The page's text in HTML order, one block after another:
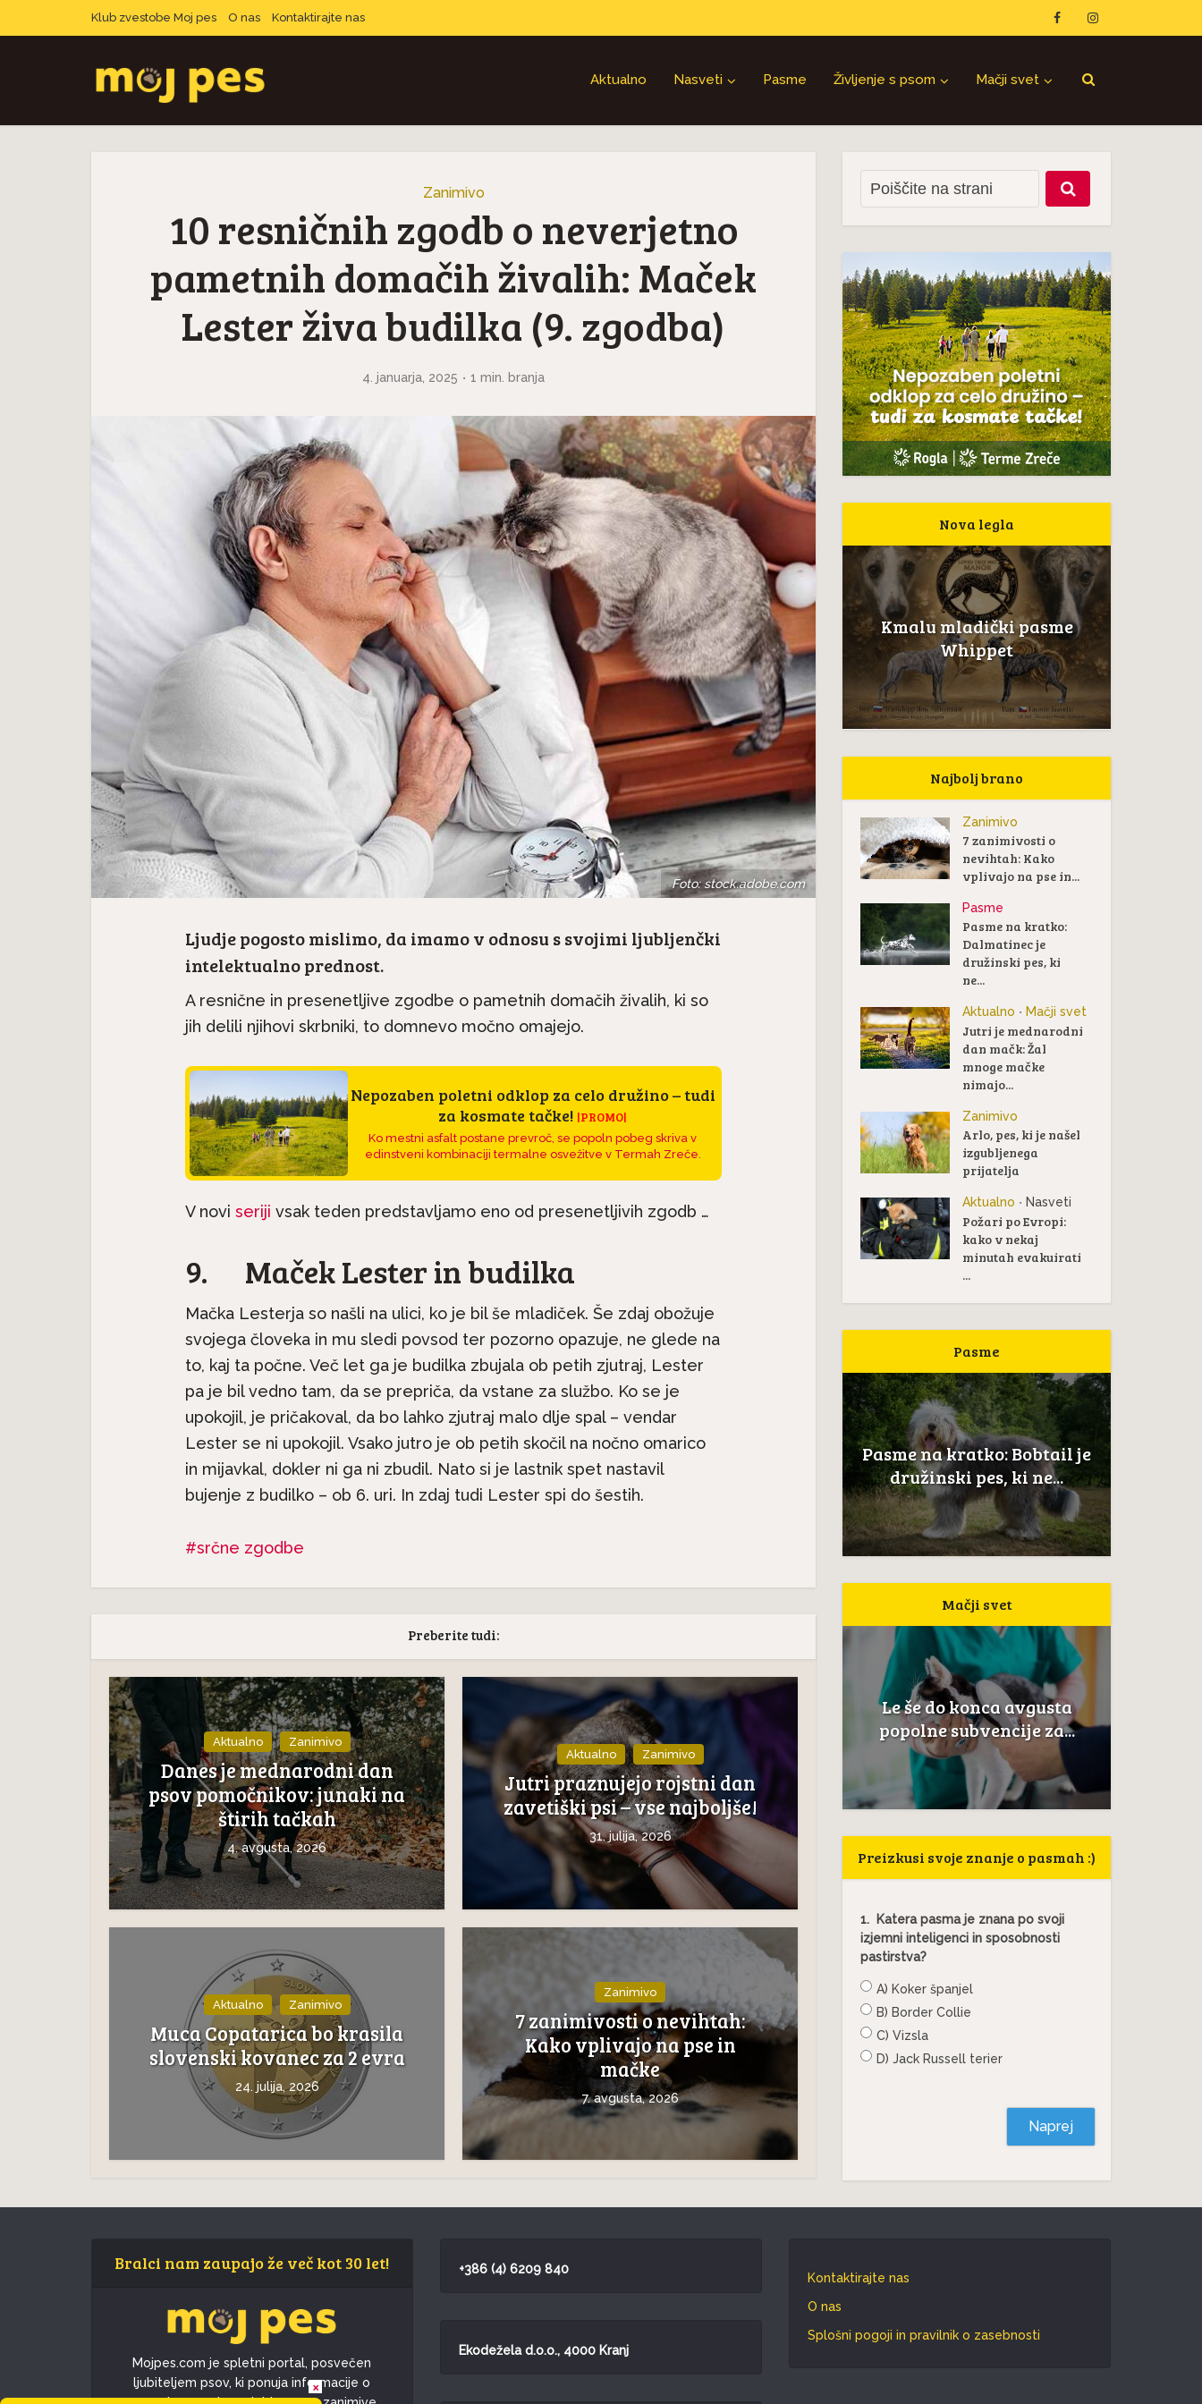
Klub zvestobe Moj pes O nas Kontaktirajte nas
Aktualno Nasveti Pasme Življenje s psom Mačji svet
Zanimivo
10 resničnih zgodb o neverjetno
pametnih domačih živalih: Maček
Lester živa budilka (9. zgodba)
4. januarja, 2025 1 min. branja
Foto: stock.adobe.com
Ljudje pogosto mislimo, da imamo v odnosu s svojimi ljubljenčki
intelektualno prednost.
A resnične in presenetljive zgodbe o pametnih domačih živalih, ki so
jih delili njihovi skrbniki, to domnevo močno omajejo.
Nepozaben poletni odklop za celo družino – tudi
za kosmate tačke! |PROMO|
Ko mestni asfalt postane prevroč, se popoln pobeg skriva v
edinstveni kombinaciji termalne osvežitve v Termah Zreče.
V novi seriji vsak teden predstavljamo eno od presenetljivih zgodb …
9. Maček Lester in budilka
Mačka Lesterja so našli na ulici, ko je bil še mladiček. Še zdaj obožuje
svojega človeka in mu sledi povsod ter pozorno opazuje, ne glede na
to, kaj ta počne. Več let ga je budilka zbujala ob petih zjutraj, Lester
pa je bil vedno tam, da se prepriča, da vstane za službo. Ko se je
upokojil, je pričakoval, da bo lahko zjutraj malo dlje spal – vendar
Lester se ni upokojil. Vsako jutro je ob petih skočil na nočno omarico
in mijavkal, dokler ni ga ni zbudil. Nato si je lastnik spet nastavil
bujenje z budilko – ob 6. uri. In zdaj tudi Lester spi do šestih.
srčne zgodbe
Preberite tudi:
Aktualno Zanimivo
Danes je mednarodni dan
psov pomočnikov: junaki na
štirih tačkah
4. avgusta, 2026
Aktualno Zanimivo
Jutri praznujejo rojstni dan
zavetiški psi – vse najboljše!
31. julija, 2026
Aktualno Zanimivo
Muca Copatarica bo krasila
slovenski kovanec za 2 evra
24. julija, 2026
Zanimivo
7 zanimivosti o nevihtah:
Kako vplivajo na pse in
mačke
7. avgusta, 2026
Nova legla
Kmalu mladički pasme
Whippet
Najbolj brano
Zanimivo
7 zanimivosti o
nevihtah: Kako
vplivajo na pse in...
Pasme
Pasme na kratko:
Dalmatinec je
družinski pes, ki
ne...
Aktualno • Mačji svet
Jutri je mednarodni
dan mačk: Žal
mnoge mačke
nimajo...
Zanimivo
Arlo, pes, ki je našel
izgubljenega
prijatelja
Aktualno • Nasveti
Požari po Evropi:
kako v nekaj
minutah evakuirati
...
Pasme
Predstavljamo pasme:
Havanski bišon, majhen...
Pasme na kratko: Irski
seter je družinski pes, ki
ne...
Pasme na kratko: Maltežan
si vedno želi biti skupaj...
Pasme na kratko: Bobtail je
družinski pes, ki ne...
Mačji svet
Če mačka sope kakor pes –
to ni normalno, ne...
Jutri je mednarodni dan
mačk: Žal mnoge mačke
nimajo...
Neverjetna mačja
anatomija: 9. del – Mačji
zobje
Le še do konca avgusta
popolne subvencije za...
Preizkusi svoje znanje o pasmah :)
1.
Katera pasma je znana po svoji
izjemni inteligenci in sposobnosti
pastirstva?
A) Koker španjel
B) Border Collie
C) Vizsla
D) Jack Russell terier
Naprej
Bralci nam zaupajo že več kot 30 let!
Mojpes.com je spletni portal, posvečen
ljubiteljem psov, ki ponuja informacije o
+386 (4) 6209 840
Ekodežela d.o.o., 4000 Kranj
Kontaktirajte nas
O nas
Splošni pogoji in pravilnik o zasebnosti
×